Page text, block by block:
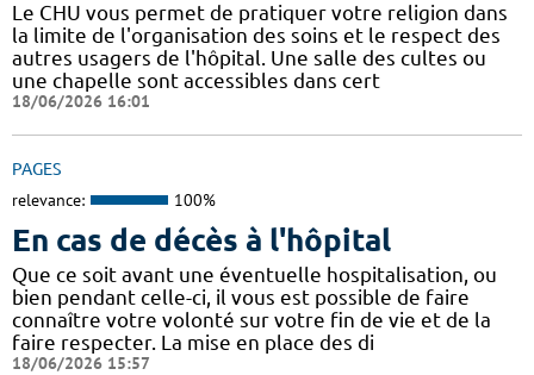
Le CHU vous permet de pratiquer votre religion dans
la limite de l'organisation des soins et le respect des
autres usagers de l'hôpital. Une salle des cultes ou
une chapelle sont accessibles dans cert
18/06/2026 16:01
PAGES
relevance: 100%
En cas de décès à l'hôpital
Que ce soit avant une éventuelle hospitalisation, ou
bien pendant celle-ci, il vous est possible de faire
connaître votre volonté sur votre fin de vie et de la
faire respecter. La mise en place des di
18/06/2026 15:57